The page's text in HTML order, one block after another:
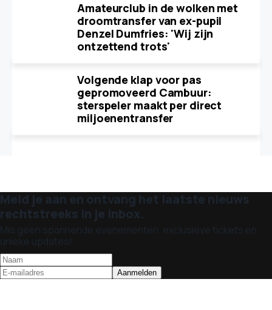
Amateurclub in de wolken met
droomtransfer van ex-pupil
Denzel Dumfries: 'Wij zijn
ontzettend trots'
Volgende klap voor pas
gepromoveerd Cambuur:
sterspeler maakt per direct
miljoenentransfer
Meld je aan en ontvang het laatste nieuws
rechtstreeks in je inbox.
Mis geen spannende evenementen, exclusieve tickets en
unieke updates!